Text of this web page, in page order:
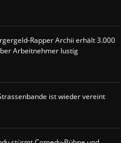
Rapper Archii erhält 3.000
Arbeitnehmer lustig
ist wieder vereint